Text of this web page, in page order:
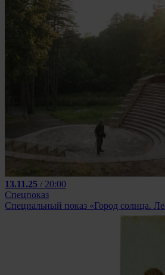
13.11.25 / 20:00
Спецпоказ
Специальный показ «Город солнца.